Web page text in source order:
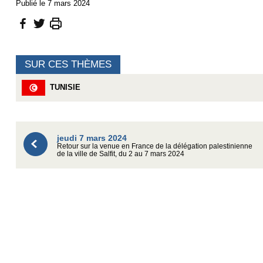
Publié le 7 mars 2024
SUR CES THÈMES
TUNISIE
jeudi 7 mars 2024
Retour sur la venue en France de la délégation palestinienne
de la ville de Salfit, du 2 au 7 mars 2024